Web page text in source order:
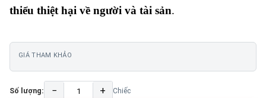
thiểu thiệt hại về người và tài sản.
GIÁ THAM KHẢO
Số lượng: − + Chiếc